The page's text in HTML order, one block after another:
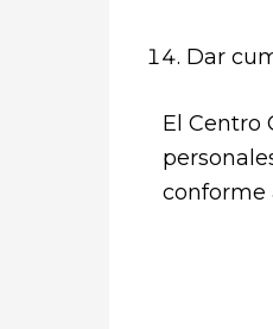
Dar
El Centro
conforme